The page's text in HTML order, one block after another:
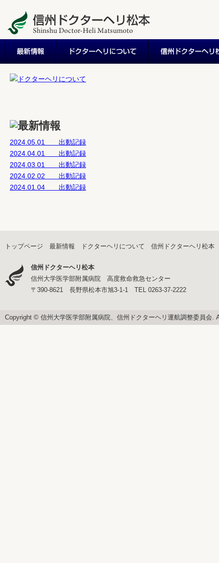
2024.05.01 出動記録
2024.04.01 出動記録
2024.03.01 出動記録
2024.02.02 出動記録
2024.01.04 出動記録
トップページ 最新情報 ドクターヘリについて 信州ドクターヘリ松本
信州ドクターヘリ松本
信州大学医学部附属病院 高度救命救急センター
〒390-8621 長野県松本市旭3-1-1 TEL 0263-37-2222
Copyright © 信州大学医学部附属病院、信州ドクターヘリ運航調整委員会.